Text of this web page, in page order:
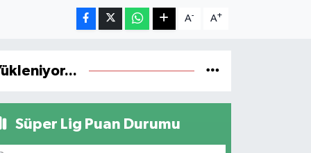
A- A+
Süper Lig Puan Durumu